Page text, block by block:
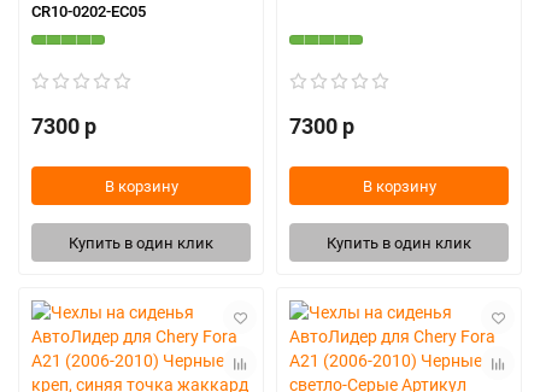
CR10-0202-EC05
7300 р
В корзину
Купить в один клик
7300 р
В корзину
Купить в один клик